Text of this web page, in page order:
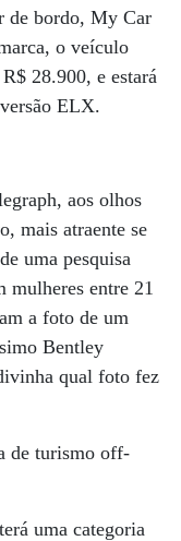
de bordo, My Car
o veículo
28.900, e estará
ELX.
aos olhos
mais atraente se
uma pesquisa
mulheres entre 21
a foto de um
Bentley
qual foto fez
de turismo off-
uma categoria